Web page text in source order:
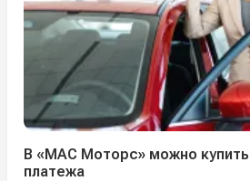
В «МАС Моторс» можно купить
платежа